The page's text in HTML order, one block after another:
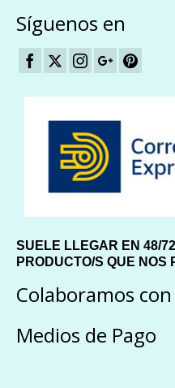
Síguenos en
SUELE LLEGAR EN 48/
PRODUCTO/S QUE NOS
Colaboramos con
Medios de Pago